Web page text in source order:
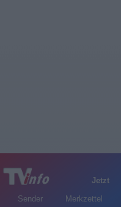
Jetzt
Sender
Merkzettel